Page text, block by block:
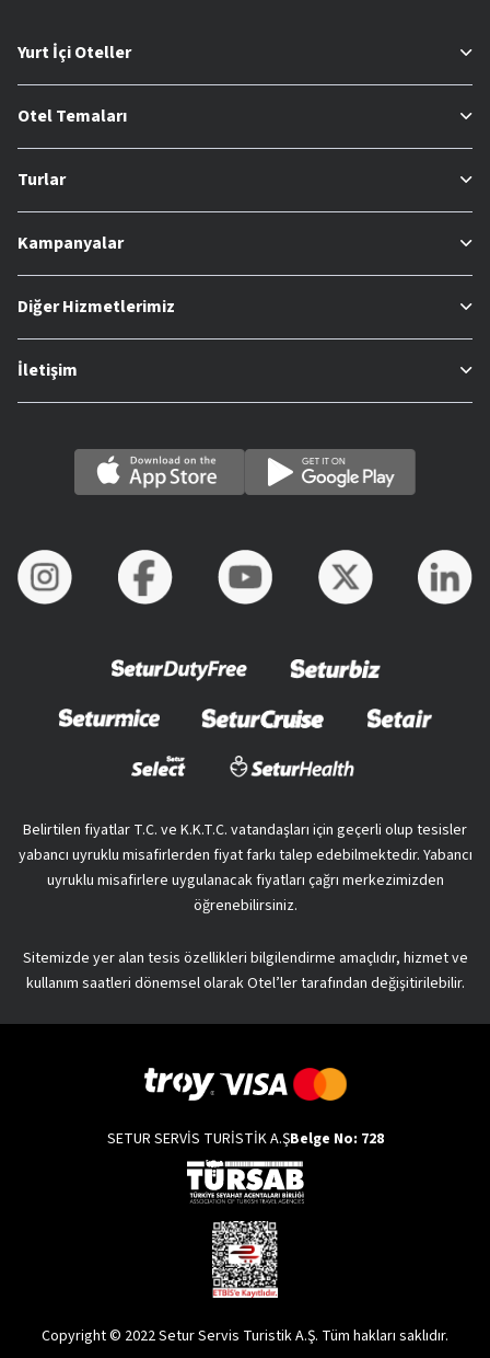
Yurt İçi Oteller
Otel Temaları
Turlar
Kampanyalar
Diğer Hizmetlerimiz
İletişim
Belirtilen fiyatlar T.C. ve K.K.T.C. vatandaşları için geçerli olup tesisler
yabancı uyruklu misafirlerden fiyat farkı talep edebilmektedir. Yabancı
uyruklu misafirlere uygulanacak fiyatları çağrı merkezimizden
öğrenebilirsiniz.
Sitemizde yer alan tesis özellikleri bilgilendirme amaçlıdır, hizmet ve
kullanım saatleri dönemsel olarak Otel’ler tarafından değişitirilebilir.
SETUR SERVİS TURİSTİK A.ŞBelge No: 728
Copyright © 2022 Setur Servis Turistik A.Ş. Tüm hakları saklıdır.